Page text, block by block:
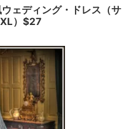
ェディング・ドレス（サ
）$27